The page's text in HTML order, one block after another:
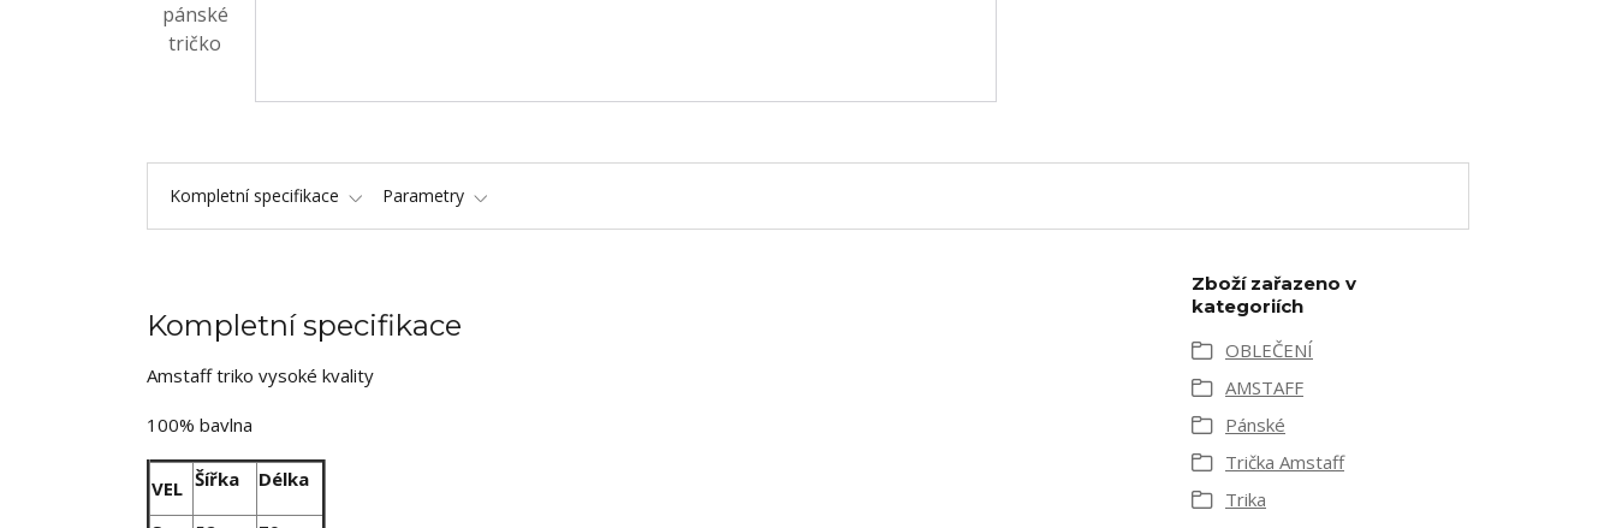
Kompletní specifikace Parametry
Kompletní specifikace
Amstaff triko vysoké kvality
100% bavlna
VEL Šířka Délka
Zboží zařazeno v
kategoriích
OBLEČENÍ
AMSTAFF
Pánské
Trička Amstaff
Trika